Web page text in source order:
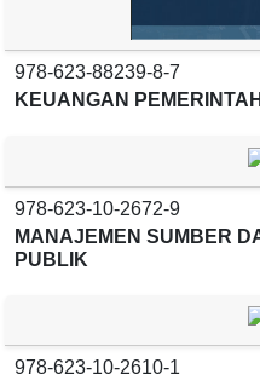
978-623-88239-8-7
KEUANGAN PEMERINTAH
978-623-10-2672-9
MANAJEMEN SUMBER
PUBLIK
978-623-10-2610-1